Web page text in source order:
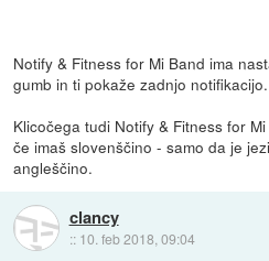
Notify & Fitness for Mi Band ima
gumb in ti pokaže zadnjo notifikacijo.
Klicočega tudi Notify & Fitness for
če imaš slovenščino - samo da je
angleščino.
clancy
:: 10. feb 2018, 09:04